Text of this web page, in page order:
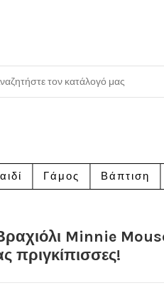
Γάμος Βάπτιση
Minnie
πριγκίπισσες!